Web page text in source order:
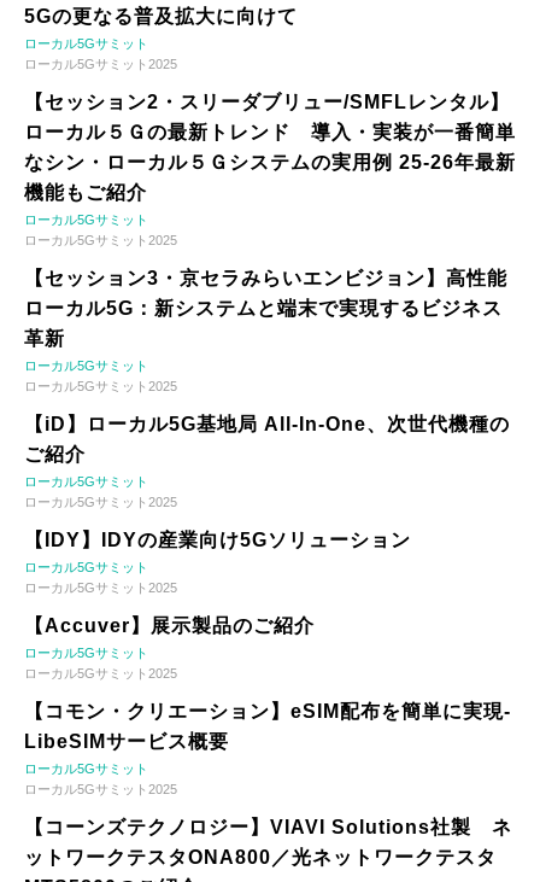
5Gの更なる普及拡大に向けて
ローカル5Gサミット
ローカル5Gサミット2025
【セッション2・スリーダブリュー/SMFLレンタル】
ローカル５Ｇの最新トレンド 導入・実装が一番簡単
なシン・ローカル５Ｇシステムの実用例 25-26年最新
機能もご紹介
ローカル5Gサミット
ローカル5Gサミット2025
【セッション3・京セラみらいエンビジョン】高性能
ローカル5G：新システムと端末で実現するビジネス
革新
ローカル5Gサミット
ローカル5Gサミット2025
【iD】ローカル5G基地局 All-In-One、次世代機種の
ご紹介
ローカル5Gサミット
ローカル5Gサミット2025
【IDY】IDYの産業向け5Gソリューション
ローカル5Gサミット
ローカル5Gサミット2025
【Accuver】展示製品のご紹介
ローカル5Gサミット
ローカル5Gサミット2025
【コモン・クリエーション】eSIM配布を簡単に実現-
LibeSIMサービス概要
ローカル5Gサミット
ローカル5Gサミット2025
【コーンズテクノロジー】VIAVI Solutions社製 ネ
ットワークテスタONA800／光ネットワークテスタ